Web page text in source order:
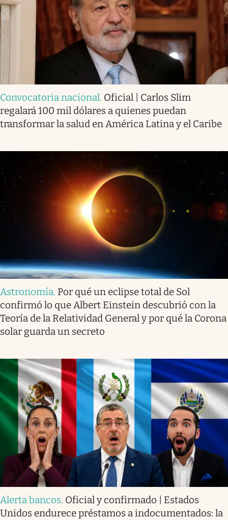
Convocatoria nacional. Oficial | Carlos Slim
regalará 100 mil dólares a quienes puedan
transformar la salud en América Latina y el Caribe
Astronomía. Por qué un eclipse total de Sol
confirmó lo que Albert Einstein descubrió con la
Teoría de la Relatividad General y por qué la Corona
solar guarda un secreto
Alerta bancos. Oficial y confirmado | Estados
Unidos endurece préstamos a indocumentados: la